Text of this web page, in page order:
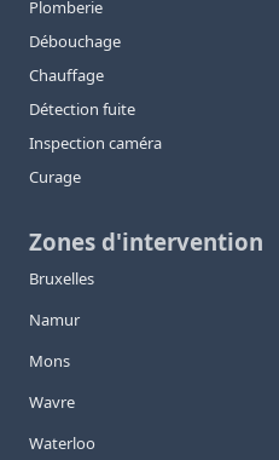
Plomberie
Débouchage
Chauffage
Détection fuite
Inspection caméra
Curage
Zones d'intervention
Bruxelles
Namur
Mons
Wavre
Waterloo